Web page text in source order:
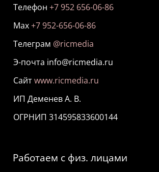
Телефон +7 952 656-06-86
Мах+7 952-656-06-86
Телеграм @ricmedia
Э-почта info@ricmedia.ru
Сайтwww.ricmedia.ru
ИП Деменев А. В.
ОГРНИП 314595833600144
Работаем с физ. лицами